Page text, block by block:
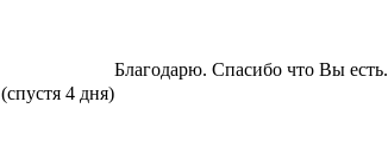
(спустя 4 дня)
Благодарю. Спасибо что Вы есть.